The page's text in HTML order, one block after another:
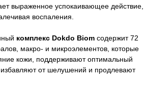
выраженное успокаивающее действие,
воспаления.
комплекс Dokdo Biom содержит 72
макро- и микроэлементов, которые
кожи, поддерживают оптимальный
от шелушений и продлевают